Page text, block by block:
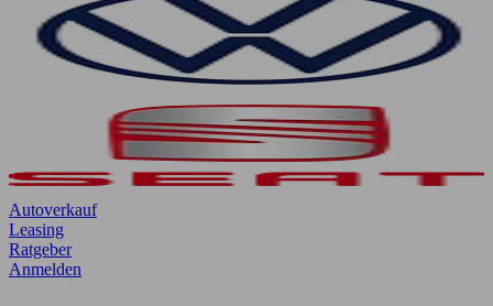
Autoverkauf
Leasing
Ratgeber
Anmelden